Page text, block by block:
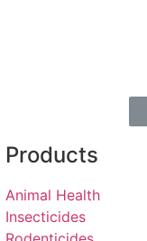
Products
Animal Health
Insecticides